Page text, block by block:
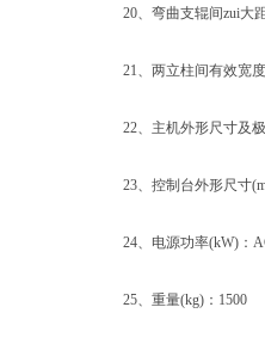
20、弯曲支辊间zui大距
21、两立柱间有效宽度
22、主机外形尺寸及极
23、控制台外形尺寸
24、电源功率(kW)：
25、重量(kg)：1500